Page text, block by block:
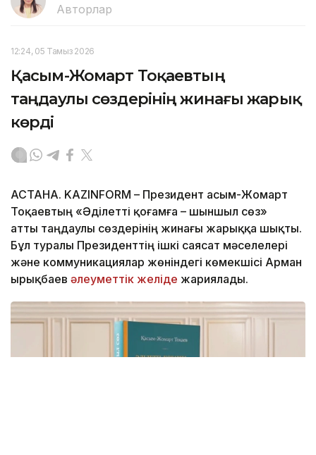
Авторлар
12:24, 05 Тамыз 2026
Қасым-Жомарт Тоқаевтың
таңдаулы сөздерінің жинағы жарық
көрді
АСТАНА. KAZINFORM – Президент Қасым-Жомарт
Тоқаевтың «Әділетті қоғамға – шыншыл сөз»
атты таңдаулы сөздерінің жинағы жарыққа шықты.
Бұл туралы Президенттің ішкі саясат мәселелері
және коммуникациялар жөніндегі көмекшісі Арман
Қырықбаев әлеуметтік желіде жариялады.